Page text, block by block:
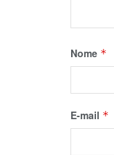
Nome *
E-mail *